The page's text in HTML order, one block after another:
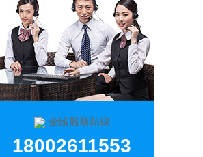
全國服務熱線
18002611553